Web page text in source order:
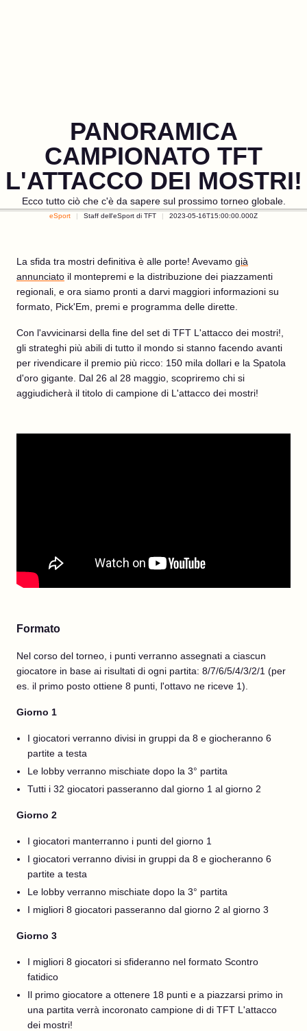
PANORAMICA
CAMPIONATO TFT
L'ATTACCO DEI MOSTRI!
Ecco tutto ciò che c'è da sapere sul prossimo torneo globale.
eSport Staff dell'eSport di TFT 2023-05-16T15:00:00.000Z
La sfida tra mostri definitiva è alle porte! Avevamo già
annunciato il montepremi e la distribuzione dei piazzamenti
regionali, e ora siamo pronti a darvi maggiori informazioni su
formato, Pick'Em, premi e programma delle dirette.
Con l'avvicinarsi della fine del set di TFT L'attacco dei mostri!,
gli strateghi più abili di tutto il mondo si stanno facendo avanti
per rivendicare il premio più ricco: 150 mila dollari e la Spatola
d'oro gigante. Dal 26 al 28 maggio, scopriremo chi si
aggiudicherà il titolo di campione di L'attacco dei mostri!
Formato
Nel corso del torneo, i punti verranno assegnati a ciascun
giocatore in base ai risultati di ogni partita: 8/7/6/5/4/3/2/1 (per
es. il primo posto ottiene 8 punti, l'ottavo ne riceve 1).
Giorno 1
I giocatori verranno divisi in gruppi da 8 e giocheranno 6
partite a testa
Le lobby verranno mischiate dopo la 3° partita
Tutti i 32 giocatori passeranno dal giorno 1 al giorno 2
Giorno 2
I giocatori manterranno i punti del giorno 1
I giocatori verranno divisi in gruppi da 8 e giocheranno 6
partite a testa
Le lobby verranno mischiate dopo la 3° partita
I migliori 8 giocatori passeranno dal giorno 2 al giorno 3
Giorno 3
I migliori 8 giocatori si sfideranno nel formato Scontro
fatidico
Il primo giocatore a ottenere 18 punti e a piazzarsi primo in
una partita verrà incoronato campione di di TFT L'attacco
dei mostri!